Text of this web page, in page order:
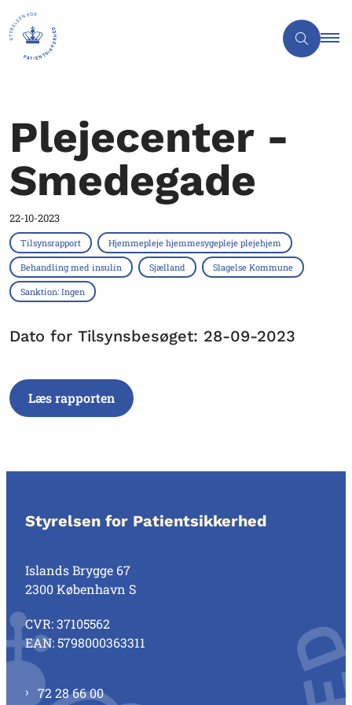
Plejecenter -
Smedegade
22-10-2023
Tilsynsrapport Hjemmepleje hjemmesygepleje plejehjem
Behandling med insulin Sjælland Slagelse Kommune
Sanktion: Ingen
Dato for Tilsynsbesøget: 28-09-2023
Læs rapporten
Styrelsen for Patientsikkerhed
Islands Brygge 67
2300 København S
CVR: 37105562
EAN: 5798000363311
72 28 66 00